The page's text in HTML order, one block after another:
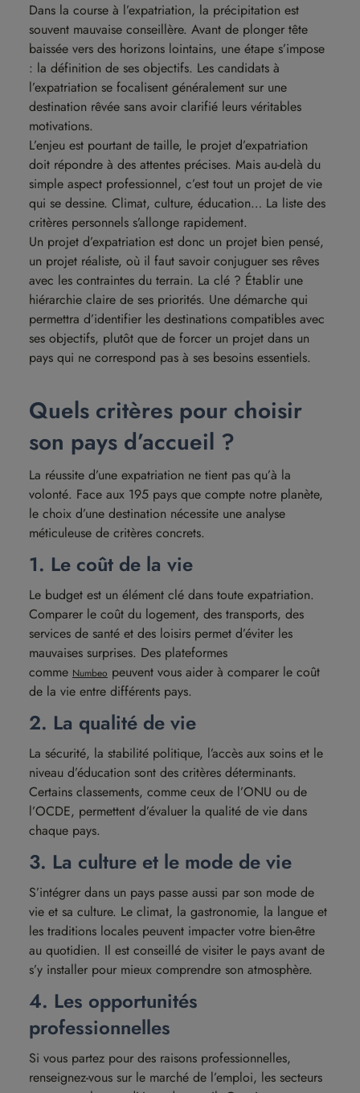
Dans la course à l’expatriation, la précipitation est
souvent mauvaise conseillère. Avant de plonger tête
baissée vers des horizons lointains, une étape s’impose
: la définition de ses objectifs. Les candidats à
l’expatriation se focalisent généralement sur une
destination rêvée sans avoir clarifié leurs véritables
motivations.
L’enjeu est pourtant de taille, le projet d’expatriation
doit répondre à des attentes précises. Mais au-delà du
simple aspect professionnel, c’est tout un projet de vie
qui se dessine. Climat, culture, éducation… La liste des
critères personnels s’allonge rapidement.
Un projet d’expatriation est donc un projet bien pensé,
un projet réaliste, où il faut savoir conjuguer ses rêves
avec les contraintes du terrain. La clé ? Établir une
hiérarchie claire de ses priorités. Une démarche qui
permettra d’identifier les destinations compatibles avec
ses objectifs, plutôt que de forcer un projet dans un
pays qui ne correspond pas à ses besoins essentiels.
Quels critères pour choisir
son pays d’accueil ?
La réussite d’une expatriation ne tient pas qu’à la
volonté. Face aux 195 pays que compte notre planète,
le choix d’une destination nécessite une analyse
méticuleuse de critères concrets.
1. Le coût de la vie
Le budget est un élément clé dans toute expatriation.
Comparer le coût du logement, des transports, des
services de santé et des loisirs permet d’éviter les
mauvaises surprises. Des plateformes
comme Numbeo peuvent vous aider à comparer le coût
de la vie entre différents pays.
2. La qualité de vie
La sécurité, la stabilité politique, l’accès aux soins et le
niveau d’éducation sont des critères déterminants.
Certains classements, comme ceux de l’ONU ou de
l’OCDE, permettent d’évaluer la qualité de vie dans
chaque pays.
3. La culture et le mode de vie
S’intégrer dans un pays passe aussi par son mode de
vie et sa culture. Le climat, la gastronomie, la langue et
les traditions locales peuvent impacter votre bien-être
au quotidien. Il est conseillé de visiter le pays avant de
s’y installer pour mieux comprendre son atmosphère.
4. Les opportunités
professionnelles
Si vous partez pour des raisons professionnelles,
renseignez-vous sur le marché de l’emploi, les secteurs